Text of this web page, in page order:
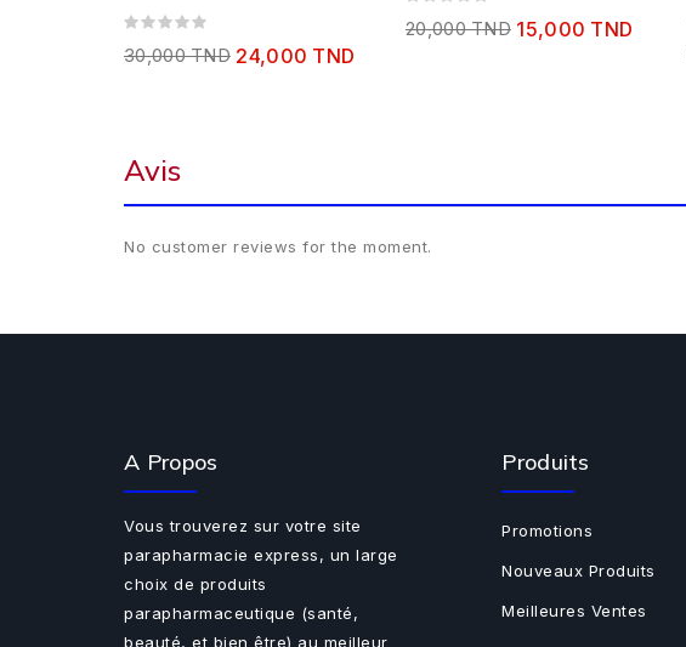
D'ORTEIL+PROTECTEUR
30,000 TND 24,000 TND
20,000 TND 15,000 TND
Avis
No customer reviews for the moment.
A Propos
Vous trouverez sur votre site
parapharmacie express, un large
choix de produits
parapharmaceutique (santé,
beauté, et bien être) au meilleur
Produits
Promotions
Nouveaux Produits
Meilleures Ventes